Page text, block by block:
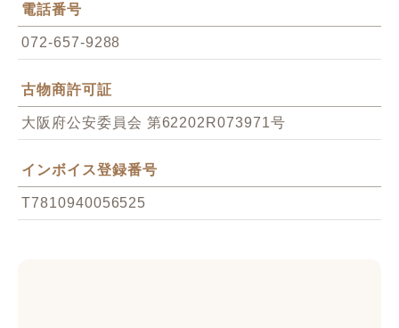
電話番号
072-657-9288
古物商許可証
大阪府公安委員会 第62202R073971号
インボイス登録番号
T7810940056525